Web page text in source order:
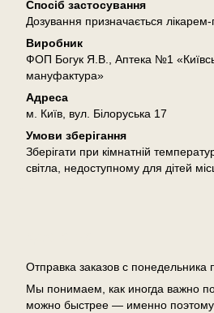
Спосіб застосування
Дозування призначається
Виробник
ФОП Богук Я.В., Аптека №1
мануфактура»
Адреса
м. Київ, вул. Білоруська 17
Умови зберігання
Зберігати при кімнатній
світла, недоступному для дітей
Отправка заказов с понедельника
Мы понимаем, как иногда важно
можно быстрее — именно поэтому